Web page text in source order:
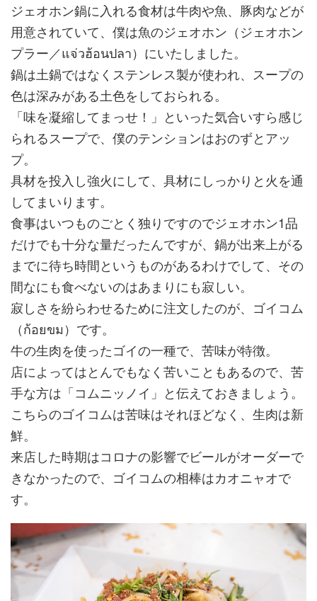
ジェオホン鍋に入れる食材は牛肉や魚、豚肉などが
用意されていて、僕は魚のジェオホン（ジェオホン
プラー／แจ่วฮ้อนปลา）にいたしました。
鍋は土鍋ではなくステンレス製が使われ、スープの
色は深みがある土色をしておられる。
「味を凝縮してまっせ！」といった気合いすら感じ
られるスープで、僕のテンションはおのずとアッ
プ。
具材を投入し強火にして、具材にしっかりと火を通
してまいります。
食事はいつものごとく独りですのでジェオホン1品
だけでも十分な量だったんですが、鍋が出来上がる
までに待ち時間というものがあるわけでして、その
間なにも食べないのはあまりにも寂しい。
寂しさを紛らわせるために注文したのが、ゴイコム
（ก้อยขม）です。
牛の生肉を使ったゴイの一種で、苦味が特徴。
店によってはとんでもなく苦いこともあるので、苦
手な方は「コムニッノイ」と伝えておきましょう。
こちらのゴイコムは苦味はそれほどなく、生肉は新
鮮。
来店した時期はコロナの影響でビールがオーダーで
きなかったので、ゴイコムの相棒はカオニャオで
す。